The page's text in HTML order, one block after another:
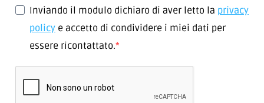
Modena
Inviando il modulo dichiaro di aver letto la
policye accetto di condividere i miei dati per
essere ricontattato.